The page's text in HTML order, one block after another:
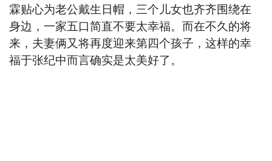
霖贴心为老公戴生日帽，三个儿女也齐齐围绕在
身边，一家五口简直不要太幸福。而在不久的将
来，夫妻俩又将再度迎来第四个孩子，这样的幸
福于张纪中而言确实是太美好了。